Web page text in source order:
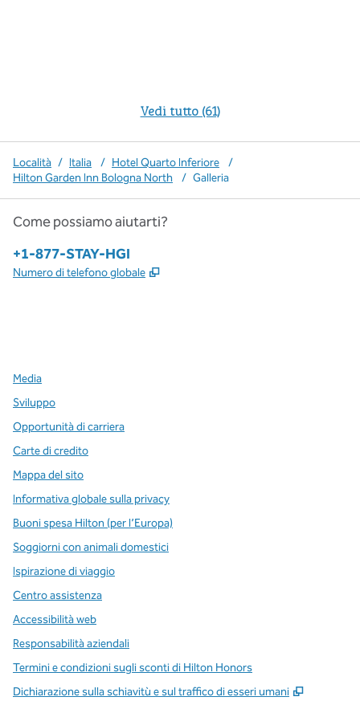
Vedi tutto (61)
Località / Italia / Hotel Quarto Inferiore
/
Hilton Garden Inn Bologna North
/ Galleria
Come possiamo aiutarti?
Telefono:
+1-877-STAY-HGI
Numero di telefono globale ,
Media
Sviluppo
Opportunità di carriera
Carte di credito
Mappa del sito
Informativa globale sulla privacy
Buoni spesa Hilton (per l’Europa)
Soggiorni con animali domestici
Ispirazione di viaggio
Centro assistenza
Accessibilità web
Responsabilità aziendali
Termini e condizioni sugli sconti di Hilton Honors
Dichiarazione sulla schiavitù e sul traffico di esseri umani
,